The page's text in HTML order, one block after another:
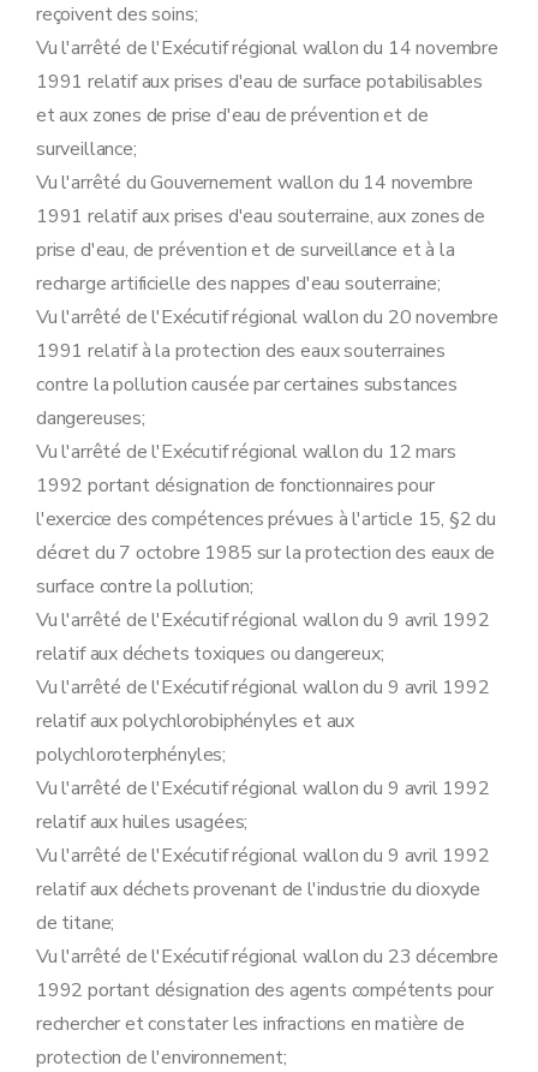
Art. 63
Art. 64
Sous-section 4
Surveillance et mesures administratives
Art. 65
Art. 66
Section 4
Sous-section première
Art. 67
Art. 68
Art. 69
Art. 70
Art. 71
Sous-section 2 Modalités du recours prévu à l'article 41 du décret contre les conditions complémentaires éventuelles
Art. 72
Art. 73
Art. 74
Art. 75
Sous-section 3
Art. 76
Art. 77
Section 5 Sûreté visée à l'article 55 du décret
Sous-section première
Cas où la sûreté est toujours exigée
Art. 78
Art. 79
Modalités de constitution de la sûreté
Art. 80
Art. 81
Art. 82
Sous-section 3 Modalités de libération de la sûreté
Art. 83
Art. 84
Sous-section 4 Modalités de recours
Art. 85
Art. 86
Section 6 Procédure de prolongation de la durée de validité d'un permis d'environnement accordé pour un établissement temporaire visée à l'article 52 du décret
Art. 87
Art. 88
Art. 89
Section6bis
Procédure de prolongation d'un permis d'environnement ou d'un permis unique délivré en fonction de la date d'expiration d'un permis portant sur un autre établissement
Art.
Art.
Art.89quater
Section 7 Mesures de police administrative
Sous-section première Prélèvement des échantillons visé à l'article 61, §1
Art.90
Art.91
reçoivent des soins;
Vu l'arrêté de l'Exécutif régional wallon du 14 novembre
1991 relatif aux prises d'eau de surface potabilisables
et aux zones de prise d'eau de prévention et de
surveillance;
Vu l'arrêté du Gouvernement wallon du 14 novembre
1991 relatif aux prises d'eau souterraine, aux zones de
prise d'eau, de prévention et de surveillance et à la
recharge artificielle des nappes d'eau souterraine;
Vu l'arrêté de l'Exécutif régional wallon du 20 novembre
1991 relatif à la protection des eaux souterraines
contre la pollution causée par certaines substances
dangereuses;
Vu l'arrêté de l'Exécutif régional wallon du 12 mars
1992 portant désignation de fonctionnaires pour
l'exercice des compétences prévues à l'article 15, §2 du
décret du 7 octobre 1985 sur la protection des eaux de
surface contre la pollution;
Vu l'arrêté de l'Exécutif régional wallon du 9 avril 1992
relatif aux déchets toxiques ou dangereux;
Vu l'arrêté de l'Exécutif régional wallon du 9 avril 1992
relatif aux polychlorobiphényles et aux
polychloroterphényles;
Vu l'arrêté de l'Exécutif régional wallon du 9 avril 1992
relatif aux huiles usagées;
Vu l'arrêté de l'Exécutif régional wallon du 9 avril 1992
relatif aux déchets provenant de l'industrie du dioxyde
de titane;
Vu l'arrêté de l'Exécutif régional wallon du 23 décembre
1992 portant désignation des agents compétents pour
rechercher et constater les infractions en matière de
protection de l'environnement;